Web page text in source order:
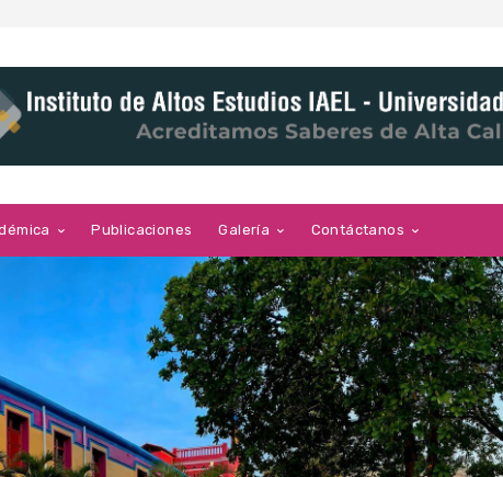
Publicaciones Galería Contáctanos